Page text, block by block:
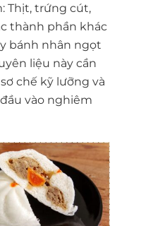
Thịt, trứng cút,
thành phần khác
bánh nhân ngọt
liệu này cần
chế kỹ lưỡng và
vào nghiêm